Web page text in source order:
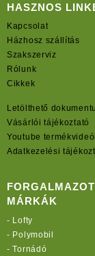
HASZNOS
Kapcsolat
Házhosz szállítás
Szakszerviz
Rólunk
Cikkek
Letölthető
Vásárlói tájékoztató
Youtube
Adatkezelési
MÁRKÁK
- Lofty
- Polymobil
-Tornádó